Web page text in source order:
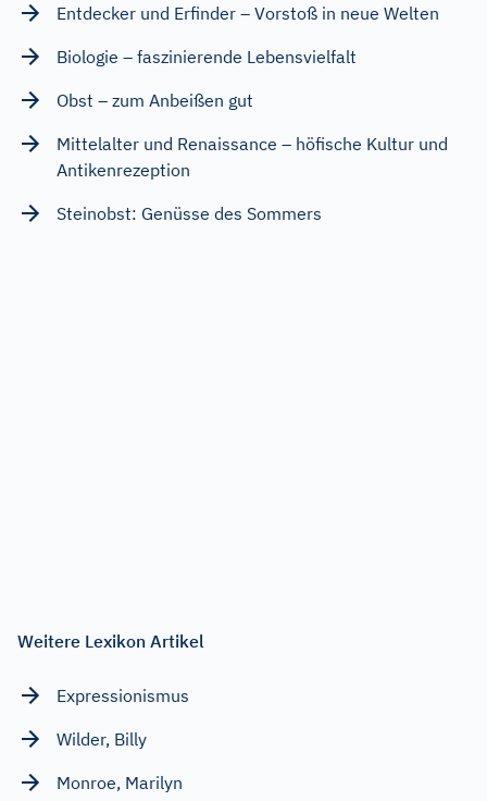
Entdecker und Erfinder – Vorstoß in neue Welten
Biologie – faszinierende Lebensvielfalt
Obst – zum Anbeißen gut
Mittelalter und Renaissance – höfische Kultur und
Antikenrezeption
Steinobst: Genüsse des Sommers
Weitere Lexikon Artikel
Expressionismus
Wilder, Billy
Monroe, Marilyn